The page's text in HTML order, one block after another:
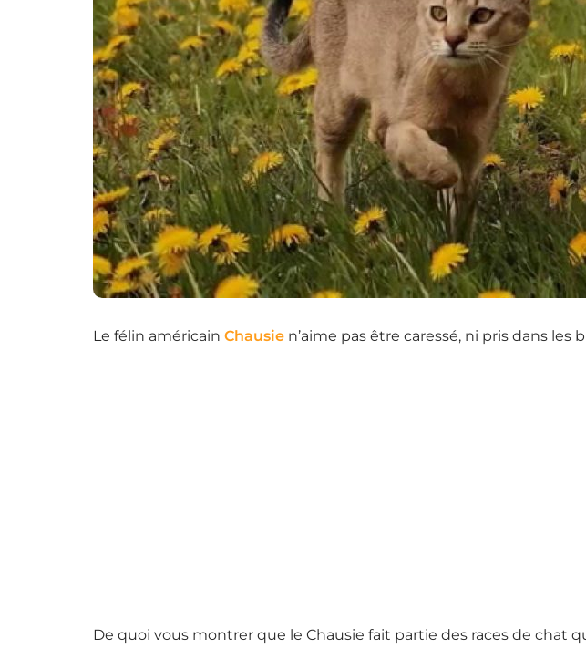
Le félin américain Chausie n’aime pas être caressé, ni pris dans les
De quoi vous montrer que le Chausie fait partie des races de chat